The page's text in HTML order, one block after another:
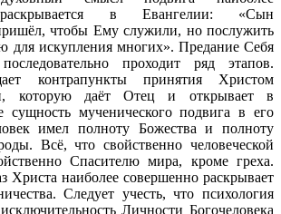
раскрывается в Евангелии: «Сын
чтобы Ему служили, но послужить
для искупления многих». Предание Себя
проходит ряд этапов.
контрапункты принятия Христом
которую даёт Отец и открывает в
сущность мученического подвига в его
имел полноту Божества и полноту
Всё, что свойственно человеческой
Спасителю мира, кроме греха.
Христа наиболее совершенно раскрывает
Следует учесть, что психология
Личности Богочеловека